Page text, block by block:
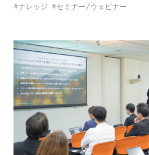
ナレッジ
セミナー/ウェビナー